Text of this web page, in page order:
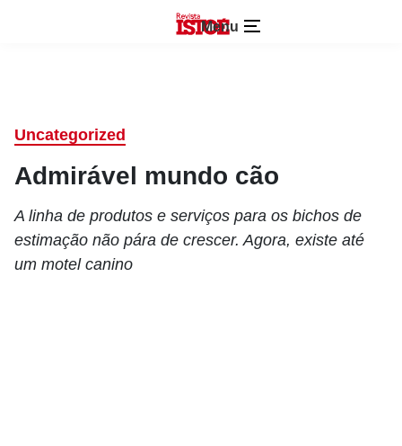
Menu
Uncategorized
Admirável mundo cão
A linha de produtos e serviços para os bichos de
estimação não pára de crescer. Agora, existe até
um motel canino